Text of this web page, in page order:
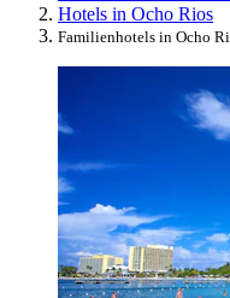
Hotels in Ocho Rios
Familienhotels in Ocho